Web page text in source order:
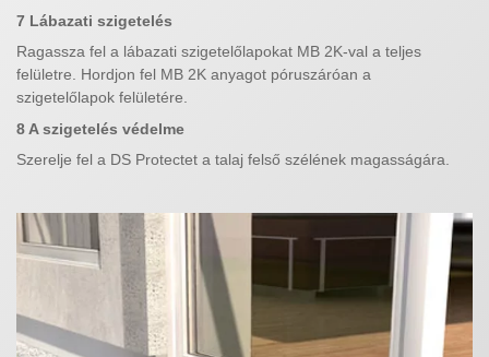
7 Lábazati szigetelés
Ragassza fel a lábazati szigetelőlapokat MB 2K-val a teljes
felületre. Hordjon fel MB 2K anyagot póruszáróan a
szigetelőlapok felületére.
8 A szigetelés védelme
Szerelje fel a DS Protectet a talaj felső szélének magasságára.